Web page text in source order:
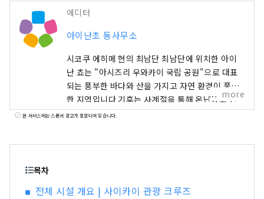
에디터
아이난초 동사무소
시코쿠 에히메 현의 최남단 최남단에 위치한 아이
난 쵸는 "아시즈리 우와카이 국립 공원"으로 대표
되는 풍부한 바다와 산을 가지고 자연 환경이 풍부
한 지역입니다 기후는 사계절을 통해 온난하고 산
호와 열대어 등을 볼 수도 있습니다.
more
본 서비스에는 스폰서 광고가 포함되어 있습니다.
목차
전체 시설 개요 | 사이카이 관광 크루즈